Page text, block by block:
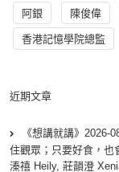
阿銀 陳俊偉
香港記憶學院總監
近期文章
《想講就講》2026-
住觀眾；只要好食，也
溱禧 Heily, 莊韻澄